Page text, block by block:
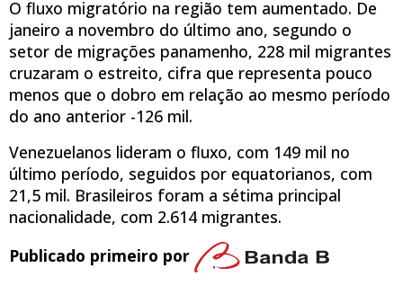
O fluxo migratório na região tem aumentado. De
janeiro a novembro do último ano, segundo o
setor de migrações panamenho, 228 mil migrantes
cruzaram o estreito, cifra que representa pouco
menos que o dobro em relação ao mesmo período
do ano anterior -126 mil.
Venezuelanos lideram o fluxo, com 149 mil no
último período, seguidos por equatorianos, com
21,5 mil. Brasileiros foram a sétima principal
nacionalidade, com 2.614 migrantes.
Publicado primeiro por